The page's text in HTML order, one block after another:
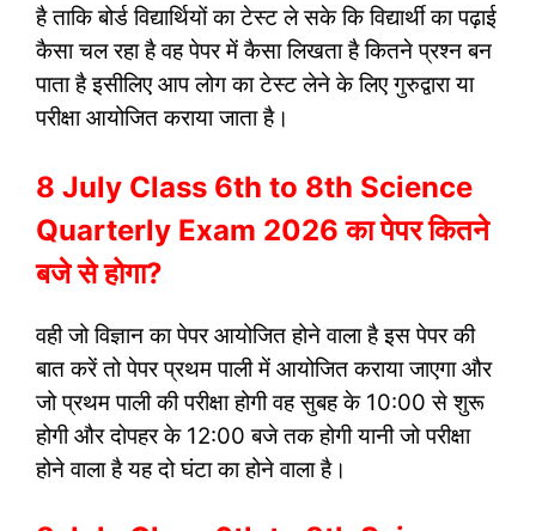
है ताकि बोर्ड विद्यार्थियों का टेस्ट ले सके कि विद्यार्थी का पढ़ाई
कैसा चल रहा है वह पेपर में कैसा लिखता है कितने प्रश्न बन
पाता है इसीलिए आप लोग का टेस्ट लेने के लिए गुरुद्वारा या
परीक्षा आयोजित कराया जाता है।
8 July Class 6th to 8th Science
Quarterly Exam 2026 का पेपर कितने
बजे से होगा?
वही जो विज्ञान का पेपर आयोजित होने वाला है इस पेपर की
बात करें तो पेपर प्रथम पाली में आयोजित कराया जाएगा और
जो प्रथम पाली की परीक्षा होगी वह सुबह के 10:00 से शुरू
होगी और दोपहर के 12:00 बजे तक होगी यानी जो परीक्षा
होने वाला है यह दो घंटा का होने वाला है।